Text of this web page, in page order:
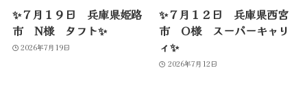
✨７月１９日 兵庫県姫路
市 N様 タフト✨
2026年7月19日
✨７月１２日 兵庫県西宮
市 O様 スーパーキャリ
ィ✨
2026年7月12日